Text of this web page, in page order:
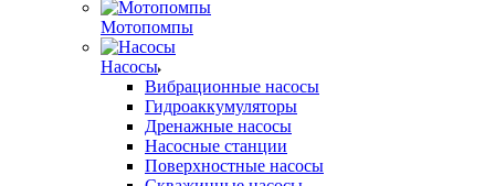
Мотопомпы
Насосы
Вибрационные насосы
Гидроаккумуляторы
Дренажные насосы
Насосные станции
Поверхностные насосы